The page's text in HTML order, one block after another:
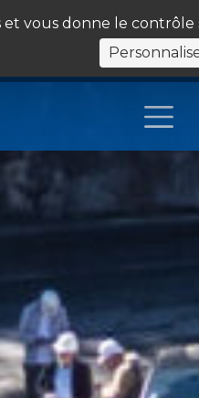
et vous donne le
Les Sites du Département